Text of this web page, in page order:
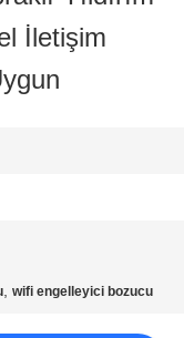
İletişim
,wifi engelleyici bozucu